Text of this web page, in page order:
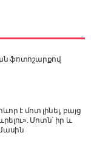
ֆոտոշարքով
է մոտ լինել, բայց
Մոտն՝ իր և